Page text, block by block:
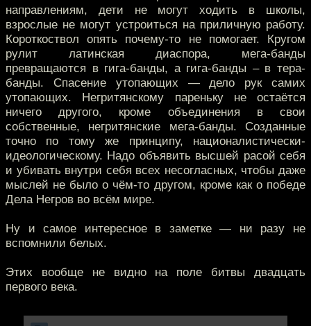
направлениям, дети не могут ходить в школы,
взрослые не могут устроиться на приличную работу.
Короткоствол опять почему-то не помогает. Кругом
рулит латинская диаспора, мега-банды
превращаются в гига-банды, а гига-банды – в тера-
банды. Спасение утопающих — дело рук самих
утопающих. Негритянскому пареньку не остаётся
ничего другого, кроме объединения в свои
собственные, негритянские мега-банды. Созданные
точно по тому же принципу, националистически-
идеологическому. Надо объявить высшей расой себя
и убивать внутри себя всех несогласных, чтобы даже
мыслей не было о чём-то другом, кроме как о победе
Дела Негров во всём мире.
Ну и самое интересное в заметке — ни разу не
вспомнили белых.
Этих вообще не видно на поле битвы двадцать
первого века.